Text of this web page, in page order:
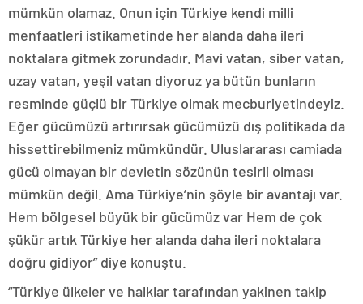
mümkün olamaz. Onun için Türkiye kendi milli
menfaatleri istikametinde her alanda daha ileri
noktalara gitmek zorundadır. Mavi vatan, siber vatan,
uzay vatan, yeşil vatan diyoruz ya bütün bunların
resminde güçlü bir Türkiye olmak mecburiyetindeyiz.
Eğer gücümüzü artırırsak gücümüzü dış politikada da
hissettirebilmeniz mümkündür. Uluslararası camiada
gücü olmayan bir devletin sözünün tesirli olması
mümkün değil. Ama Türkiye’nin şöyle bir avantajı var.
Hem bölgesel büyük bir gücümüz var Hem de çok
şükür artık Türkiye her alanda daha ileri noktalara
doğru gidiyor” diye konuştu.
“Türkiye ülkeler ve halklar tarafından yakinen takip